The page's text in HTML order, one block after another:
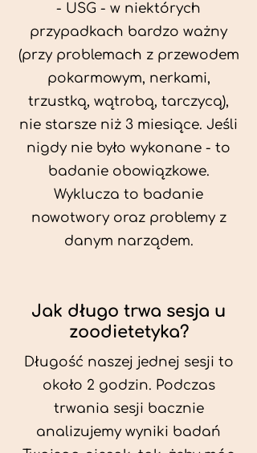
- USG - w niektórych
przypadkach bardzo ważny
(przy problemach z przewodem
pokarmowym, nerkami,
trzustką, wątrobą, tarczycą),
nie starsze niż 3 miesiące. Jeśli
nigdy nie było wykonane - to
badanie obowiązkowe.
Wyklucza to badanie
nowotwory oraz problemy z
danym narządem.
Jak długo trwa sesja u
zoodietetyka?
Długość naszej jednej sesji to
około 2 godzin. Podczas
trwania sesji bacznie
analizujemy wyniki badań